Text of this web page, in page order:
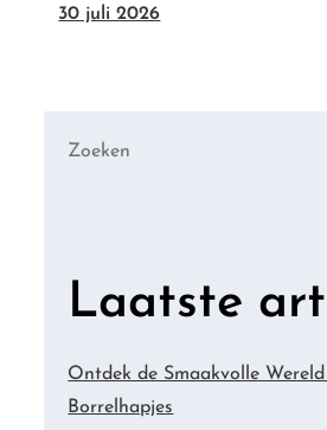
30 juli 2026
Zoeken
Laatste
Ontdek de Smaakvolle
Borrelhapjes